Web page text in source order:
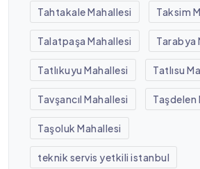
Tahtakale Mahallesi Taksim
Talatpaşa Mahallesi Tarabya
Tatlıkuyu Mahallesi Tatlısu
Tavşancıl Mahallesi Taşdelen
Taşoluk Mahallesi
teknik servis yetkili istanbul